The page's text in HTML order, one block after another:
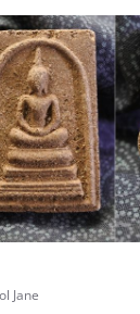
Jane